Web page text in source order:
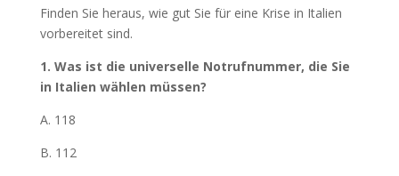
Finden Sie heraus, wie gut Sie für eine Krise in Italien
vorbereitet sind.
1. Was ist die universelle Notrufnummer, die Sie
in Italien wählen müssen?
A. 118
B. 112